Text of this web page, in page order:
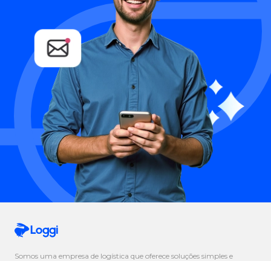
Somos uma empresa de logística que oferece soluções simples e